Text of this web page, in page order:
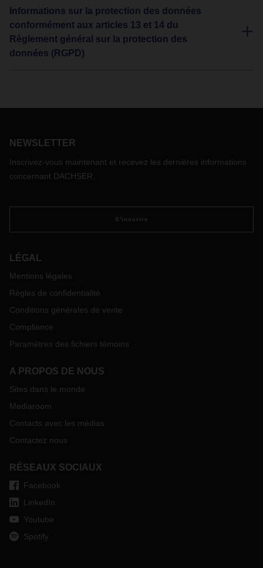
Informations sur la protection des données
conformément aux articles 13 et 14 du
Règlement général sur la protection des
données (RGPD)
NEWSLETTER
Inscrivez-vous maintenant et recevez les dernières informations
concernant DACHSER.
S'inscrire
LÉGAL
Mentions légales
Règles de confidentialité
Conditions générales de vente
Compliance
Paramètres des fichiers témoins
A PROPOS DE NOUS
Sites dans le monde
Mediaroom
Contacts avec les médias
Contactez nous
RÉSEAUX SOCIAUX
Facebook
LinkedIn
Youtube
Spotify